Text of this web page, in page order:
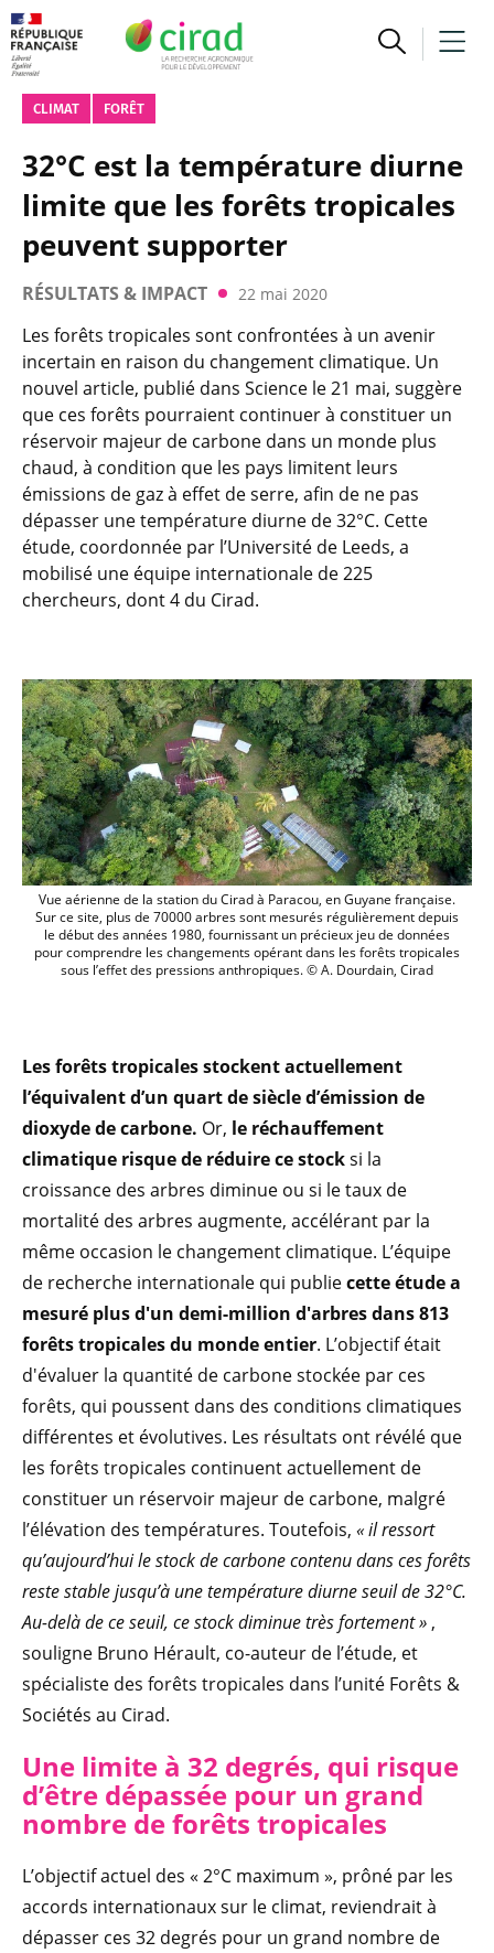
CLIMAT FORÊT
32°C est la température diurne
limite que les forêts tropicales
peuvent supporter
RÉSULTATS & IMPACT 22 mai 2020
Les forêts tropicales sont confrontées à un avenir
incertain en raison du changement climatique. Un
nouvel article, publié dans Science le 21 mai, suggère
que ces forêts pourraient continuer à constituer un
réservoir majeur de carbone dans un monde plus
chaud, à condition que les pays limitent leurs
émissions de gaz à effet de serre, afin de ne pas
dépasser une température diurne de 32°C. Cette
étude, coordonnée par l’Université de Leeds, a
mobilisé une équipe internationale de 225
chercheurs, dont 4 du Cirad.
Vue aérienne de la station du Cirad à
Vue aérienne de la station du Cirad à Paracou, en Guyane française.
Sur ce site, plus de 70000 arbres sont mesurés régulièrement depuis
le début des années 1980, fournissant un précieux jeu de données
pour comprendre les changements opérant dans les forêts tropicales
sous l’effet des pressions anthropiques. © A. Dourdain, Cirad
Les forêts tropicales stockent actuellement
l’équivalent d’un quart de siècle d’émission de
dioxyde de carbone. Or, le réchauffement
climatique risque de réduire ce stocksi la
croissance des arbres diminue ou si le taux de
mortalité des arbres augmente, accélérant par la
même occasion le changement climatique. L’équipe
de recherche internationale qui publiecette étude a
mesuré plus d'un demi-million d'arbres dans 813
forêts tropicales du monde entier. L’objectif était
d'évaluer la quantité de carbone stockée par ces
forêts, qui poussent dans des conditions climatiques
différentes et évolutives. Les résultats ont révélé que
les forêts tropicales continuent actuellement de
constituer un réservoir majeur de carbone, malgré
l’élévation des températures. Toutefois, « il ressort
qu’aujourd’hui le stock de carbone contenu dans ces forêts
reste stable jusqu’à une température diurne seuil de 32°C.
Au-delà de ce seuil, ce stock diminue très fortement » ,
souligne Bruno Hérault, co-auteur de l’étude, et
spécialiste des forêts tropicales dans l’unité Forêts &
Sociétés au Cirad.
Une limite à 32 degrés, qui risque
d’être dépassée pour un grand
nombre de forêts tropicales
L’objectif actuel des « 2°C maximum », prôné par les
accords internationaux sur le climat, reviendrait à
dépasser ces 32 degrés pour un grand nombre de